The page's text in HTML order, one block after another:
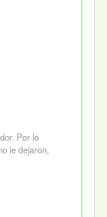
Por lo
le dejaron,